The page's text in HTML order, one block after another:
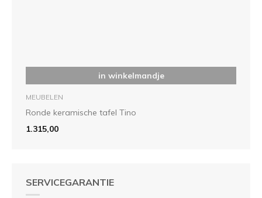
in winkelmandje
MEUBELEN
Ronde keramische tafel Tino
1.315,00
SERVICEGARANTIE